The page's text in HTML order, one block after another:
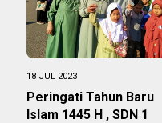
18 JUL 2023
Peringati Tahun Baru
Islam 1445 H , SDN 1